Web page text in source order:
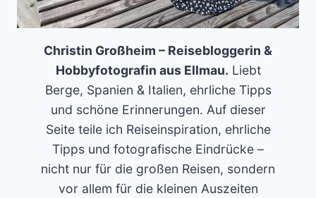
Christin Großheim – Reisebloggerin &
Hobbyfotografin aus Ellmau. Liebt
Berge, Spanien & Italien, ehrliche Tipps
und schöne Erinnerungen. Auf dieser
Seite teile ich Reiseinspiration, ehrliche
Tipps und fotografische Eindrücke –
nicht nur für die großen Reisen, sondern
vor allem für die kleinen Auszeiten